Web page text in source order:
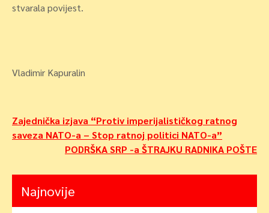
stvarala povijest.
Vladimir Kapuralin
Navigacija
objava
Zajednička izjava “Protiv imperijalističkog ratnog
saveza NATO-a – Stop ratnoj politici NATO-a”
PODRŠKA SRP -a ŠTRAJKU RADNIKA POŠTE
Najnovije